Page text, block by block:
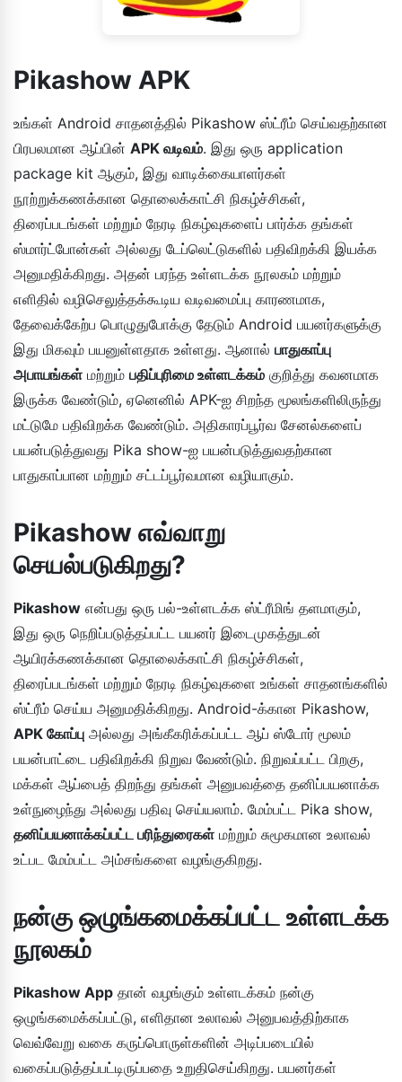
Pikashow APK
உங்கள் Android சாதனத்தில் Pikashow ஸ்ட்ரீம் செய்வதற்கான
பிரபலமான ஆப்பின் APK வடிவம். இது ஒரு application
package kit ஆகும், இது வாடிக்கையாளர்கள்
நூற்றுக்கணக்கான தொலைக்காட்சி நிகழ்ச்சிகள்,
திரைப்படங்கள் மற்றும் நேரடி நிகழ்வுகளைப் பார்க்க தங்கள்
ஸ்மார்ட்போன்கள் அல்லது டேப்லெட்டுகளில் பதிவிறக்கி இயக்க
அனுமதிக்கிறது. அதன் பரந்த உள்ளடக்க நூலகம் மற்றும்
எளிதில் வழிசெலுத்தக்கூடிய வடிவமைப்பு காரணமாக,
தேவைக்கேற்ப பொழுதுபோக்கு தேடும் Android பயனர்களுக்கு
இது மிகவும் பயனுள்ளதாக உள்ளது. ஆனால் பாதுகாப்பு
அபாயங்கள் மற்றும் பதிப்புரிமை உள்ளடக்கம் குறித்து கவனமாக
இருக்க வேண்டும், ஏனெனில் APK-ஐ சிறந்த மூலங்களிலிருந்து
மட்டுமே பதிவிறக்க வேண்டும். அதிகாரப்பூர்வ சேனல்களைப்
பயன்படுத்துவது Pika show-ஐ பயன்படுத்துவதற்கான
பாதுகாப்பான மற்றும் சட்டப்பூர்வமான வழியாகும்.
Pikashow எவ்வாறு
செயல்படுகிறது?
Pikashow என்பது ஒரு பல்-உள்ளடக்க ஸ்ட்ரீமிங் தளமாகும்,
இது ஒரு நெறிப்படுத்தப்பட்ட பயனர் இடைமுகத்துடன்
ஆயிரக்கணக்கான தொலைக்காட்சி நிகழ்ச்சிகள்,
திரைப்படங்கள் மற்றும் நேரடி நிகழ்வுகளை உங்கள் சாதனங்களில்
ஸ்ட்ரீம் செய்ய அனுமதிக்கிறது. Android-க்கான Pikashow,
APK கோப்பு அல்லது அங்கீகரிக்கப்பட்ட ஆப் ஸ்டோர் மூலம்
பயன்பாட்டை பதிவிறக்கி நிறுவ வேண்டும். நிறுவப்பட்ட பிறகு,
மக்கள் ஆப்பைத் திறந்து தங்கள் அனுபவத்தை தனிப்பயனாக்க
உள்நுழைந்து அல்லது பதிவு செய்யலாம். மேம்பட்ட Pika show,
தனிப்பயனாக்கப்பட்ட பரிந்துரைகள் மற்றும் சுமூகமான உலாவல்
உட்பட மேம்பட்ட அம்சங்களை வழங்குகிறது.
நன்கு ஒழுங்கமைக்கப்பட்ட உள்ளடக்க
நூலகம்
Pikashow App தான் வழங்கும் உள்ளடக்கம் நன்கு
ஒழுங்கமைக்கப்பட்டு, எளிதான உலாவல் அனுபவத்திற்காக
வெவ்வேறு வகை கருப்பொருள்களின் அடிப்படையில்
வகைப்படுத்தப்பட்டிருப்பதை உறுதிசெய்கிறது. பயனர்கள்